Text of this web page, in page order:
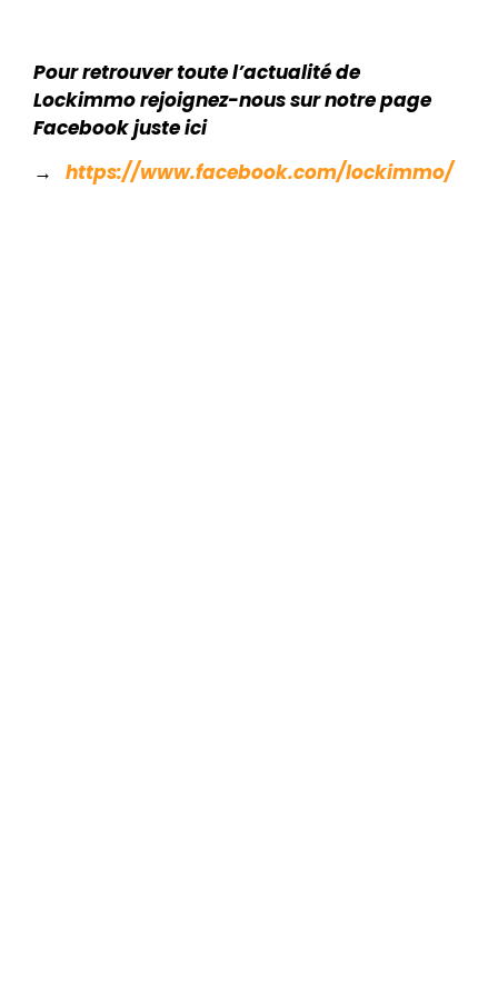
Pour retrouver toute l’actualité de
Lockimmo rejoignez-nous sur notre page
Facebook juste ici
→ https://www.facebook.com/lockimmo/